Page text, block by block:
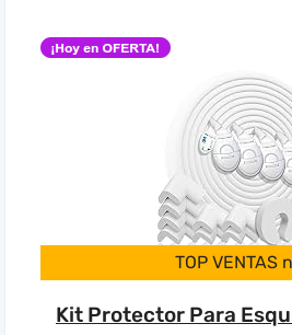
TOP VENTAS
Kit Protector Para